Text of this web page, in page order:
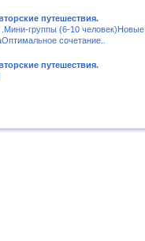
путешествия.
.Мини-группы (6-10 человек)Новые
сочетание..
путешествия.